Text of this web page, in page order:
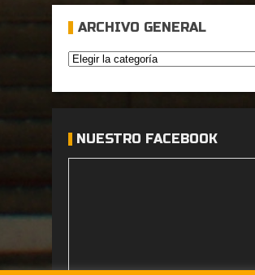
ARCHIVO GENERAL
NUESTRO FACEBOOK